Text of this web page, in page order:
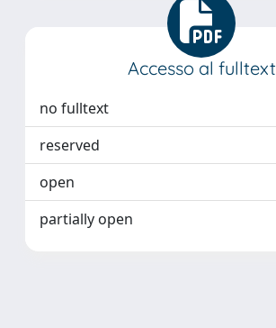
Accesso al fulltext
no fulltext
reserved
open
partially open